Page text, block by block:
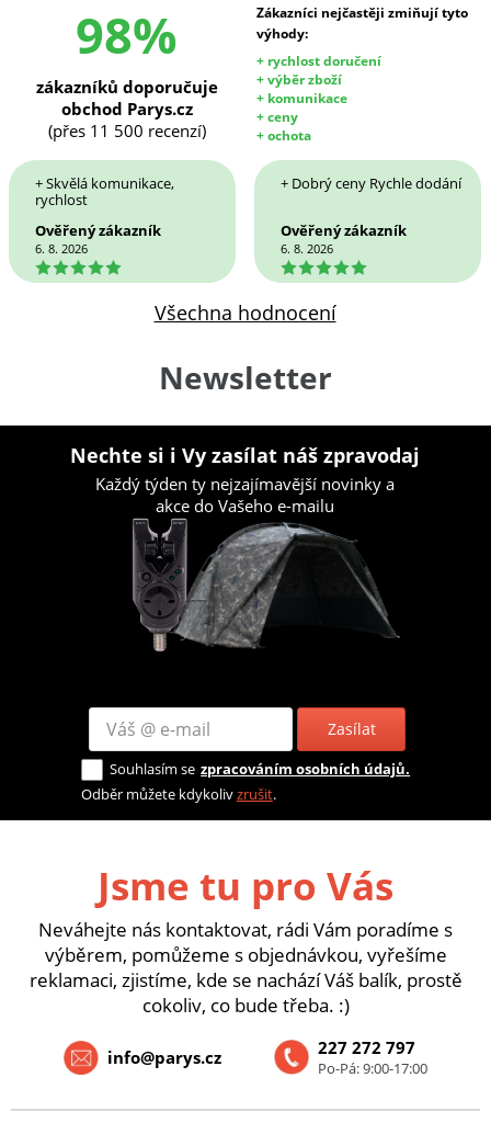
98%
Zákazníci nejčastěji zmiňují tyto
výhody:
+ rychlost doručení
+ výběr zboží
+ komunikace
+ ceny
+ ochota
zákazníků doporučuje
obchod Parys.cz
(přes 11 500 recenzí)
+ Skvělá komunikace,
rychlost
Ověřený zákazník
6. 8. 2026
5
+ Dobrý ceny Rychle dodání
Ověřený zákazník
6. 8. 2026
5
Všechna hodnocení
Newsletter
Nechte si i Vy zasílat náš zpravodaj
Každý týden ty nejzajímavější novinky a
akce do Vašeho e-mailu
Zasílat
Souhlasím se zpracováním osobních údajů.
Odběr můžete kdykolivzrušit.
Jsme tu pro Vás
Neváhejte nás kontaktovat, rádi Vám poradíme s
výběrem, pomůžeme s objednávkou, vyřešíme
reklamaci, zjistíme, kde se nachází Váš balík, prostě
cokoliv, co bude třeba. :)
227 272 797
Po-Pá: 9:00-17:00
info@parys.cz